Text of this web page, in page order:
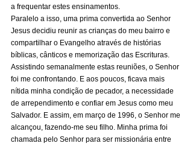
a frequentar estes ensinamentos.
Paralelo a isso, uma prima convertida ao Senhor
Jesus decidiu reunir as crianças do meu bairro e
compartilhar o Evangelho através de histórias
bíblicas, cânticos e memorização das Escrituras.
Assistindo semanalmente estas reuniões, o Senhor
foi me confrontando. E aos poucos, ficava mais
nítida minha condição de pecador, a necessidade
de arrependimento e confiar em Jesus como meu
Salvador. E assim, em março de 1996, o Senhor me
alcançou, fazendo-me seu filho. Minha prima foi
chamada pelo Senhor para ser missionária entre